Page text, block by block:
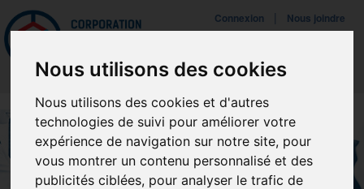
Nous utilisons des cookies
Nous utilisons des cookies et d'autres
technologies de suivi pour améliorer votre
expérience de navigation sur notre site, pour
vous montrer un contenu personnalisé et des
publicités ciblées, pour analyser le trafic de
Mettreà jour vos préférences de témoins
Connexion Nous joindre